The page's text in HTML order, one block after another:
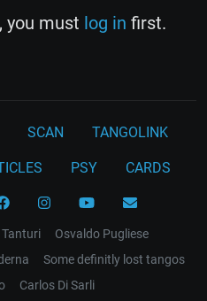
you must log in first.
SCAN TANGOLINK
PSY CARDS
Osvaldo Pugliese
Some definitly lost tangos
Carlos Di Sarli